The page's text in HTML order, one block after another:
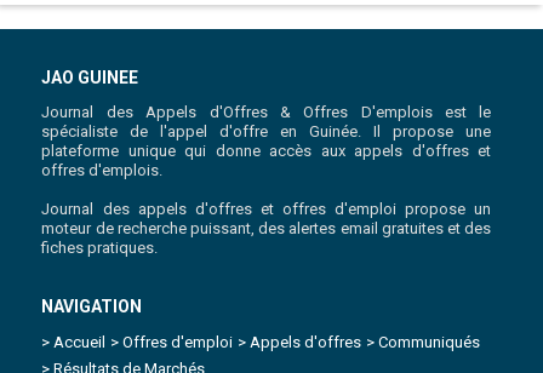
JAO GUINEE
Journal des Appels d'Offres & Offres D'emplois est le
spécialiste de l'appel d'offre en Guinée. Il propose une
plateforme unique qui donne accès aux appels d'offres et
offres d'emplois.
Journal des appels d'offres et offres d'emploi propose un
moteur de recherche puissant, des alertes email gratuites et des
fiches pratiques.
NAVIGATION
> Accueil > Offres d'emploi > Appels d'offres > Communiqués
> Résultats de Marchés